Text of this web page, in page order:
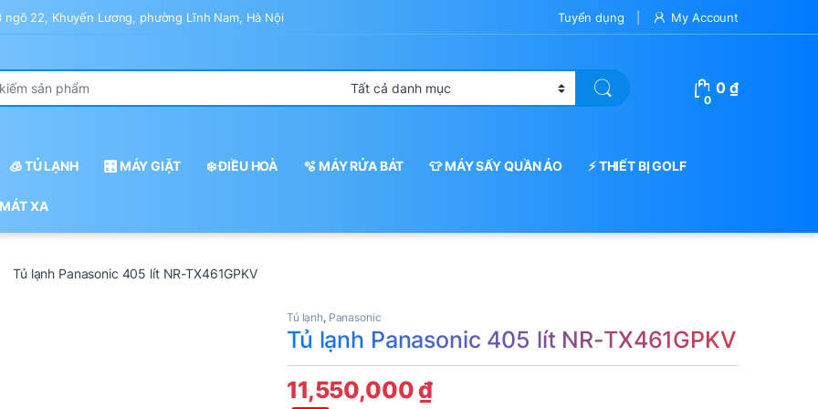
ngõ 22, Khuyến Lương, phường Lĩnh Nam, Hà Nội Tuyển dụng My Account
0
0₫
🧊 TỦ LẠNH 🎛️ MÁY GIẶT ❄️ ĐIỀU HOÀ 🫧 MÁY RỬA BÁT 👕 MÁY SẤY QUẦN ÁO ⚡ THIẾT BỊ GOLF
XA
Tủ lạnh Panasonic 405 lít NR-TX461GPKV
Tủ lạnh, Panasonic
Tủ lạnh Panasonic 405 lít NR-TX461GPKV
11,550,000 ₫